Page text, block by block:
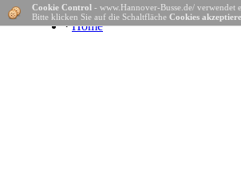
· Home
Cookie Control - www.Hannover-Busse.de/
Bitte klicken Sie auf die Schaltfläche Cookies